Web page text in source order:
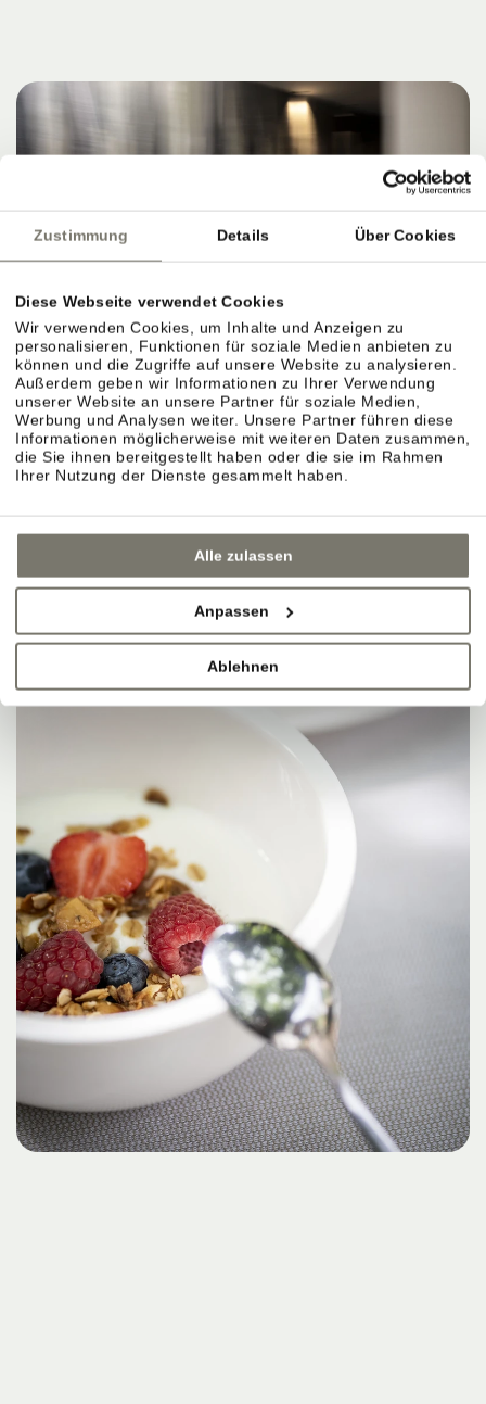
Zustimmung Details Über Cookies
Diese Webseite verwendet Cookies
Wir verwenden Cookies, um Inhalte und Anzeigen zu
personalisieren, Funktionen für soziale Medien anbieten zu
können und die Zugriffe auf unsere Website zu analysieren.
Außerdem geben wir Informationen zu Ihrer Verwendung
unserer Website an unsere Partner für soziale Medien,
Werbung und Analysen weiter. Unsere Partner führen diese
Informationen möglicherweise mit weiteren Daten zusammen,
die Sie ihnen bereitgestellt haben oder die sie im Rahmen
Ihrer Nutzung der Dienste gesammelt haben.
Alle zulassen
Anpassen
Ablehnen